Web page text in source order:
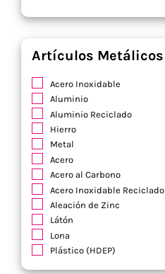
Artículos Metálicos
Acero Inoxidable
Aluminio
Aluminio Reciclado
Hierro
Metal
Acero
Acero al Carbono
Acero Inoxidable Reciclado
Aleación de Zinc
Látón
Lona
Plástico (HDEP)